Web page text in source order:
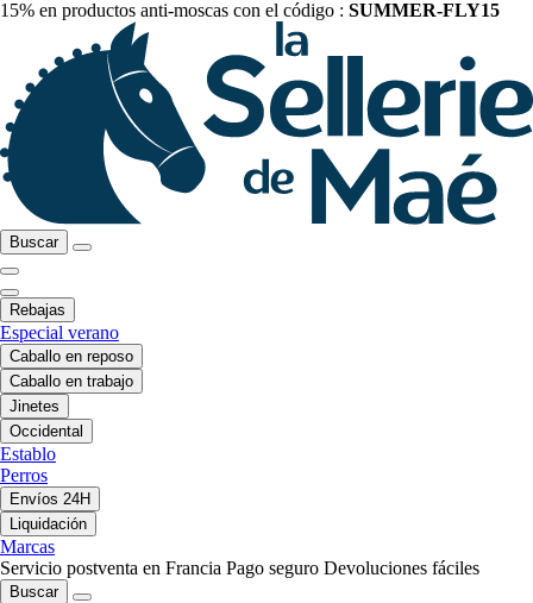
15% en productos anti-moscas con el código : SUMMER-FLY15
Buscar
Rebajas
Especial verano
Caballo en reposo
Caballo en trabajo
Jinetes
Occidental
Establo
Perros
Envíos 24H
Liquidación
Marcas
Servicio postventa en Francia Pago seguro Devoluciones fáciles
Buscar